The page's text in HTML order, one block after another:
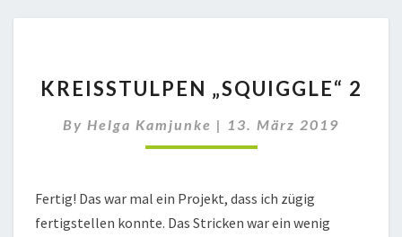
„SQUIGGLE“
KREISSTULPEN „SQUIGGLE“ 2
By Helga Kamjunke | 13. März 2019
Fertig! Das war mal ein Projekt, dass ich zügig
fertigstellen konnte. Das Stricken war ein wenig